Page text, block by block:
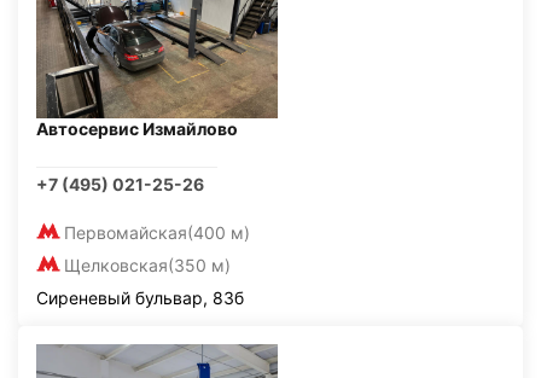
Автосервис Измайлово
+7 (495) 021-25-26
Первомайская(400 м)
Щелковская(350 м)
Сиреневый бульвар, 83б